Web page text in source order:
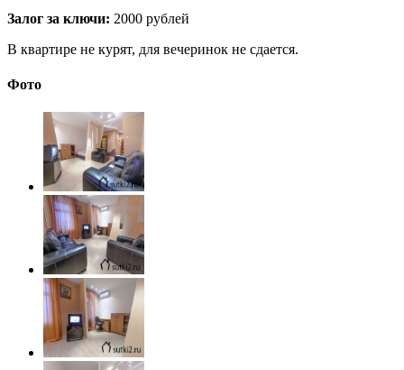
Залог за ключи: 2000 рублей
В квартире не курят, для вечеринок не сдается.
Фото